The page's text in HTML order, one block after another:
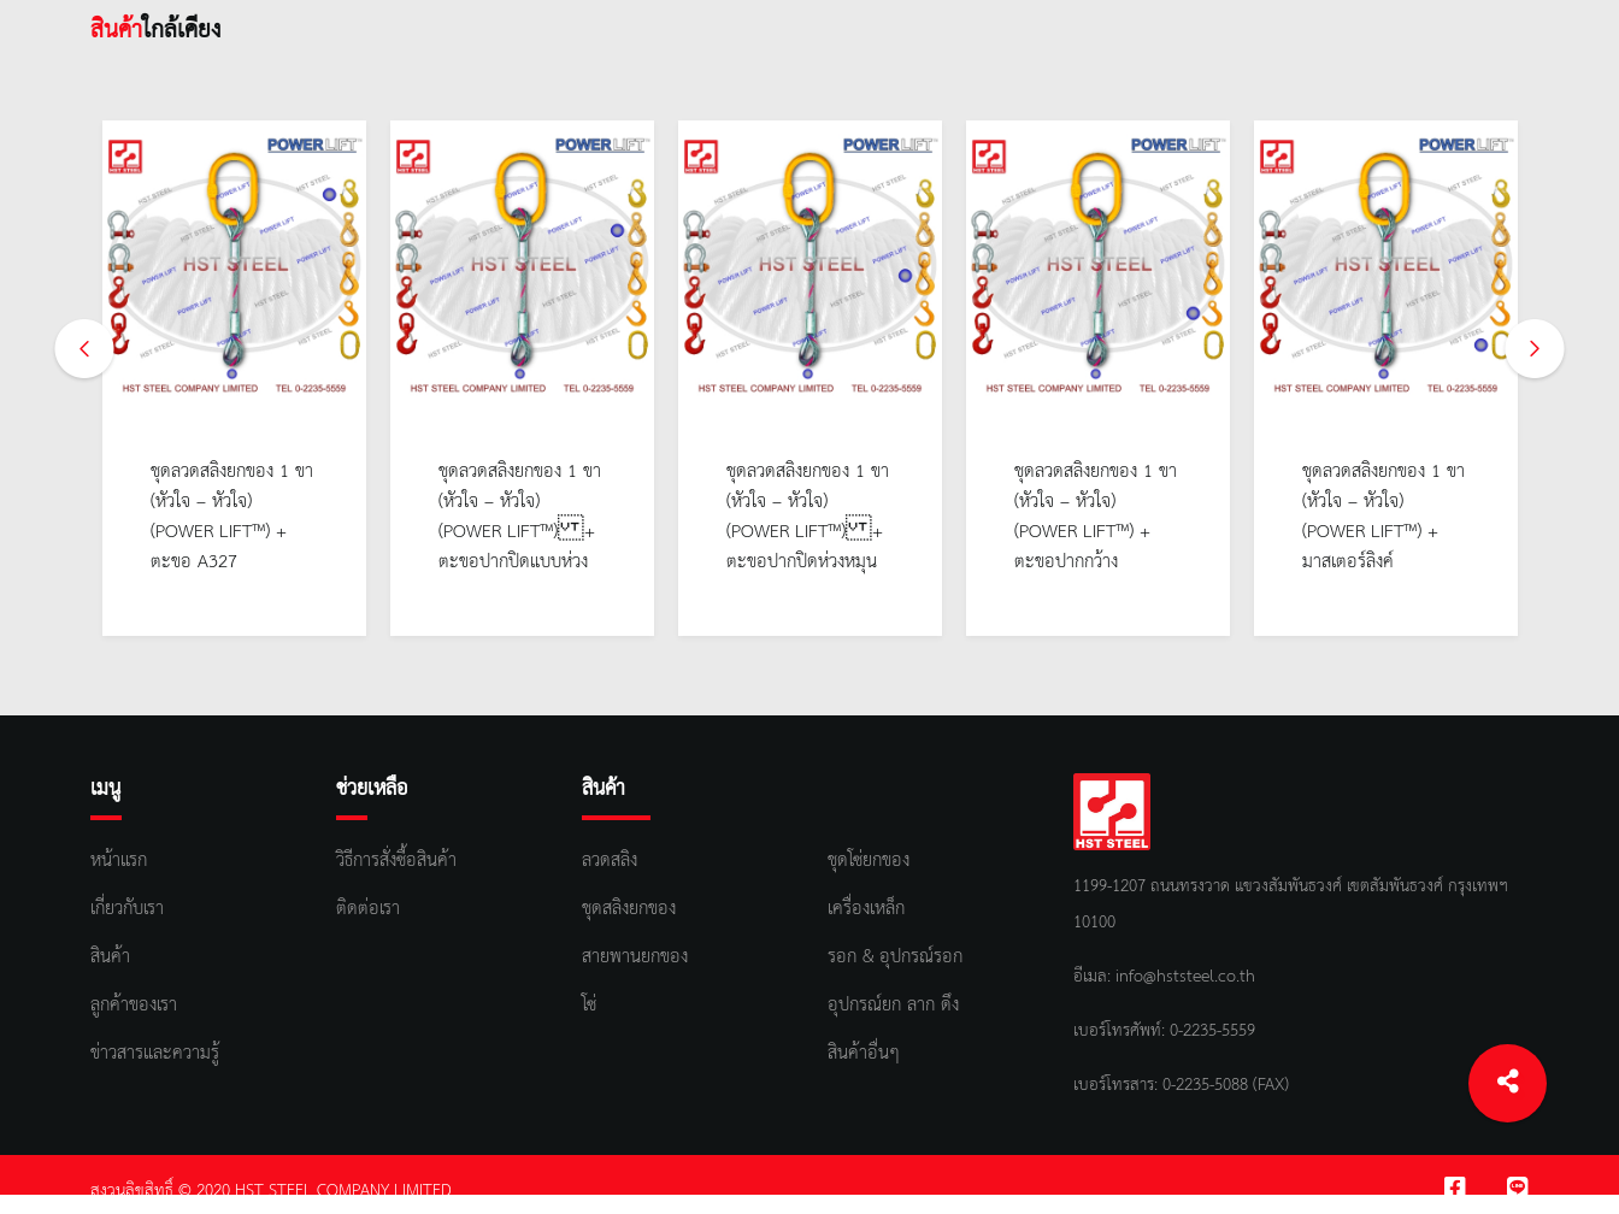
สินค้าใกล้เคียง
ชุดลวดสลิงยกของ 1 ขา
(หัวใจ – หัวใจ)
(POWER LIFT™) +
ตะขอ A327
ชุดลวดสลิงยกของ 1 ขา
(หัวใจ – หัวใจ)
(POWER LIFT™) +
ตะขอปากปิดแบบห่วง
ชุดลวดสลิงยกของ 1 ขา
(หัวใจ – หัวใจ)
(POWER LIFT™) +
ตะขอปากปิดห่วงหมุน
ชุดลวดสลิงยกของ 1 ขา
(หัวใจ – หัวใจ)
(POWER LIFT™) +
ตะขอปากกว้าง
ชุดลวดสลิงยกของ 1 ขา
(หัวใจ – หัวใจ)
(POWER LIFT™) +
มาสเตอร์ลิงค์
เมนู
หน้าแรก
เกี่ยวกับเรา
สินค้า
ลูกค้าของเรา
ข่าวสารและความรู้
ช่วยเหลือ
วิธีการสั่งซื้อสินค้า
ติดต่อเรา
สินค้า
ลวดสลิง
ชุดสลิงยกของ
สายพานยกของ
โซ่
ชุดโซ่ยกของ
เครื่องเหล็ก
รอก & อุปกรณ์รอก
อุปกรณ์ยก ลาก ดึง
สินค้าอื่นๆ
1199-1207 ถนนทรงวาด แขวงสัมพันธวงศ์ เขตสัมพันธวงศ์ กรุงเทพฯ
10100
อีเมล: info@hststeel.co.th
เบอร์โทรศัพท์:0-2235-5559
เบอร์โทรสาร: 0-2235-5088 (FAX)
สงวนลิขสิทธิ์ © 2020 HST STEEL COMPANY LIMITED